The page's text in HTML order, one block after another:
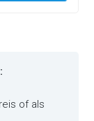
of als